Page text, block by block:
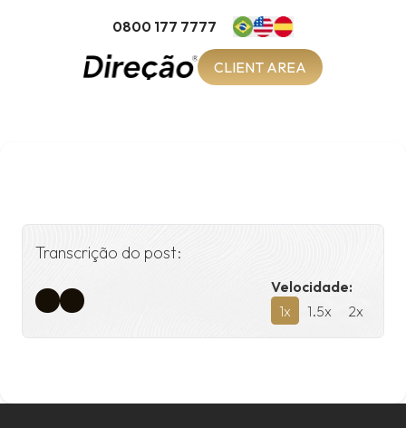
0800 177 7777
CLIENT AREA
Transcrição do post:
Velocidade:
1x 1.5x 2x